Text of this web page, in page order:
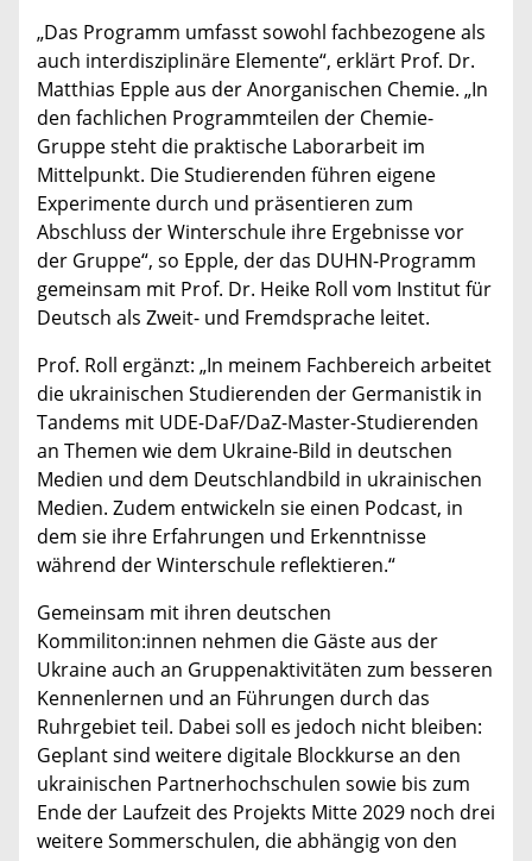
„Das Programm umfasst sowohl fachbezogene als
auch interdisziplinäre Elemente“, erklärt Prof. Dr.
Matthias Epple aus der Anorganischen Chemie. „In
den fachlichen Programmteilen der Chemie-
Gruppe steht die praktische Laborarbeit im
Mittelpunkt. Die Studierenden führen eigene
Experimente durch und präsentieren zum
Abschluss der Winterschule ihre Ergebnisse vor
der Gruppe“, so Epple, der das DUHN-Programm
gemeinsam mit Prof. Dr. Heike Roll vom Institut für
Deutsch als Zweit- und Fremdsprache leitet.
Prof. Roll ergänzt: „In meinem Fachbereich arbeitet
die ukrainischen Studierenden der Germanistik in
Tandems mit UDE-DaF/DaZ-Master-Studierenden
an Themen wie dem Ukraine-Bild in deutschen
Medien und dem Deutschlandbild in ukrainischen
Medien. Zudem entwickeln sie einen Podcast, in
dem sie ihre Erfahrungen und Erkenntnisse
während der Winterschule reflektieren.“
Gemeinsam mit ihren deutschen
Kommiliton:innen nehmen die Gäste aus der
Ukraine auch an Gruppenaktivitäten zum besseren
Kennenlernen und an Führungen durch das
Ruhrgebiet teil. Dabei soll es jedoch nicht bleiben:
Geplant sind weitere digitale Blockkurse an den
ukrainischen Partnerhochschulen sowie bis zum
Ende der Laufzeit des Projekts Mitte 2029 noch drei
weitere Sommerschulen, die abhängig von den